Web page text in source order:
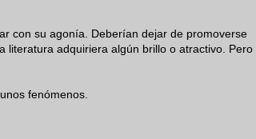
con su agonía. Deberían dejar de promoverse
literatura adquiriera algún brillo o atractivo. Pero
fenómenos.